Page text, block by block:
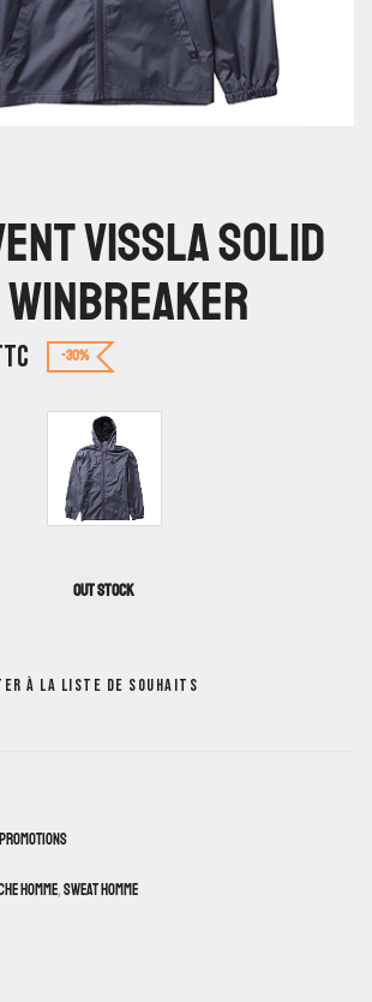
Vissla Solid
Winbreaker
-30%
OUT STOCK
à la liste de souhaits
Promotions
Homme,Sweat Homme